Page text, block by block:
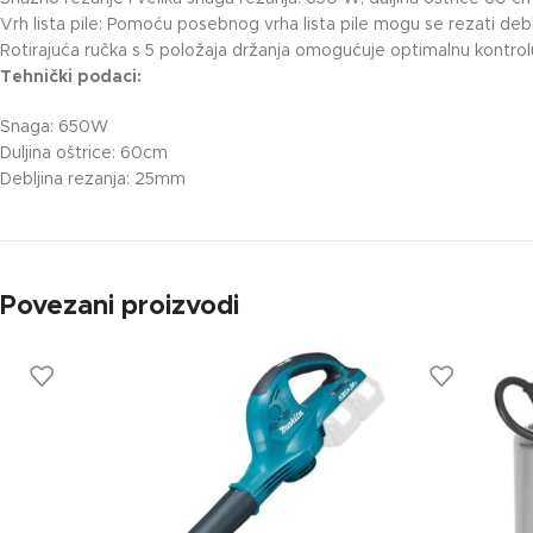
Vrh lista pile: Pomoću posebnog vrha lista pile mogu se rezati
Rotirajuća ručka s 5 položaja držanja omogućuje optimalnu
Tehnički podaci:
Snaga: 650W
Duljina oštrice: 60cm
Debljina rezanja: 25mm
Povezani proizvodi